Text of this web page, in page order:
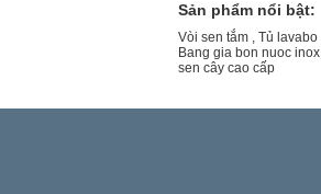
Sản phẩm nổi bật:
Vòi sen tắm , Tủ lavabo
Bang gia bon nuoc
sen cây cao cấp